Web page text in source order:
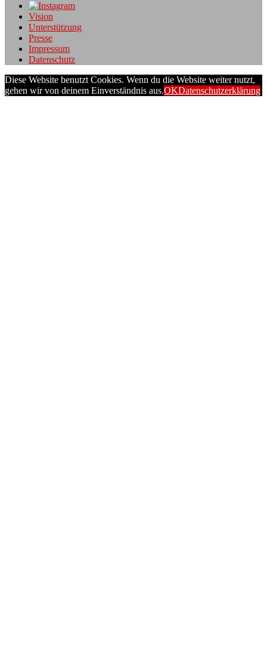
Vision
Unterstützung
Presse
Impressum
Datenschutz
Diese Website benutzt Cookies. Wenn du die Website weiter nutzt,
gehen wir von deinem Einverständnis aus.OKDatenschutzerklärung